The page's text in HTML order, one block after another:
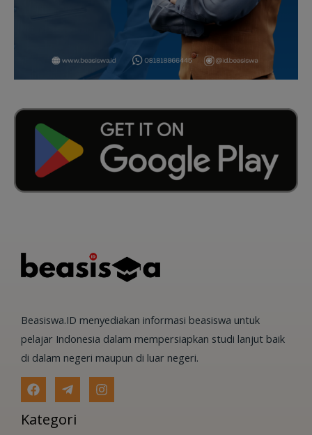
Beasiswa.ID menyediakan informasi beasiswa untuk
pelajar Indonesia dalam mempersiapkan studi lanjut baik
di dalam negeri maupun di luar negeri.
Kategori